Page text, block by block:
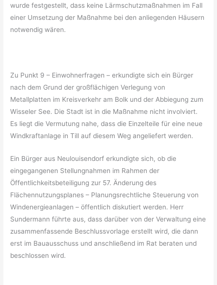
wurde festgestellt, dass keine Lärmschutzmaßnahmen im Fall
einer Umsetzung der Maßnahme bei den anliegenden Häusern
notwendig wären.
Zu Punkt 9 – Einwohnerfragen – erkundigte sich ein Bürger
nach dem Grund der großflächigen Verlegung von
Metallplatten im Kreisverkehr am Bolk und der Abbiegung zum
Wisseler See. Die Stadt ist in die Maßnahme nicht involviert.
Es liegt die Vermutung nahe, dass die Einzelteile für eine neue
Windkraftanlage in Till auf diesem Weg angeliefert werden.
Ein Bürger aus Neulouisendorf erkundigte sich, ob die
eingegangenen Stellungnahmen im Rahmen der
Öffentlichkeitsbeteiligung zur 57. Änderung des
Flächennutzungsplanes – Planungsrechtliche Steuerung von
Windenergieanlagen – öffentlich diskutiert werden. Herr
Sundermann führte aus, dass darüber von der Verwaltung eine
zusammenfassende Beschlussvorlage erstellt wird, die dann
erst im Bauausschuss und anschließend im Rat beraten und
beschlossen wird.